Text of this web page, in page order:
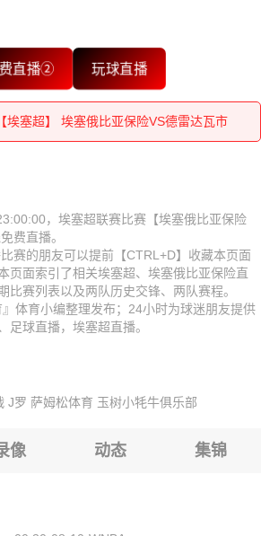
直播② 玩球直播
埃塞超】 埃塞俄比亚保险VS德雷达瓦市
埃塞超】 埃塞俄比亚保险VS德雷达瓦市
塞超】 埃塞俄比亚保险VS德雷达瓦市
埃塞超】 埃塞俄比亚保险VS德雷达瓦市
埃塞超】 埃塞俄比亚保险VS德雷达瓦市
塞超】 埃塞俄比亚保险VS德雷达瓦市
埃塞超】 埃塞俄比亚保险VS德雷达瓦市
埃塞超】 埃塞俄比亚保险VS德雷达瓦市
塞超】 埃塞俄比亚保险VS德雷达瓦市
，埃塞超联赛比赛【埃塞俄比亚保险
费直播。
赛的朋友可以提前【CTRL+D】收藏本页面
页面索引了相关埃塞超、埃塞俄比亚保险直
比赛列表以及两队历史交锋、两队赛程。
体育小编整理发布；24小时为球迷朋友提供
足球直播，埃塞超直播。
J罗 萨姆松体育 玉树小牦牛俱乐部
像 动态 集锦